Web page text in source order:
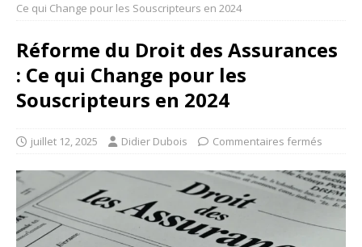
Ce qui Change pour les Souscripteurs en 2024
Réforme du Droit des Assurances
: Ce qui Change pour les
Souscripteurs en 2024
juillet 12, 2025 Didier Dubois Commentaires fermés